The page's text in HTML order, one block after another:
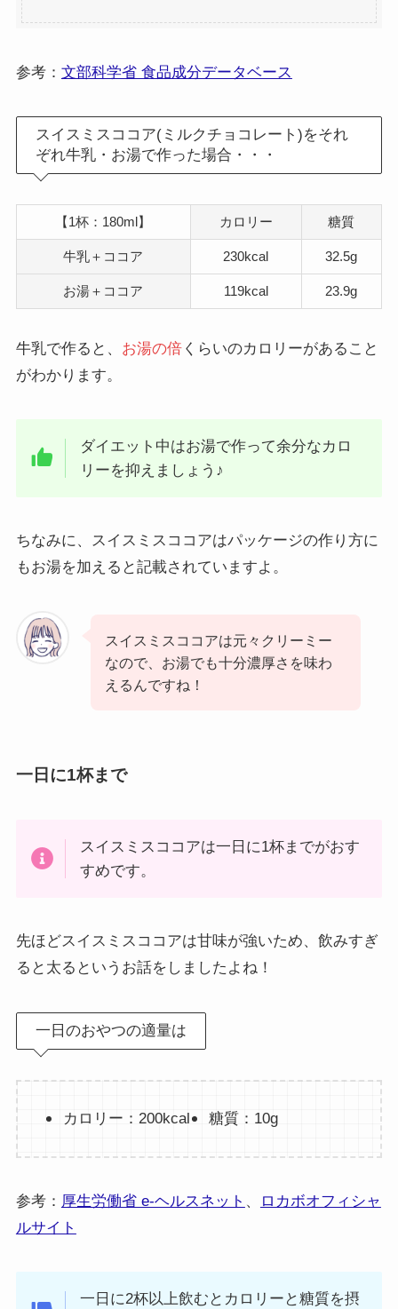
参考： 文部科学省 食品成分データベース
スイスミスココア(ミルクチョコレート)をそれ
ぞれ牛乳・お湯で作った場合・・・
【1杯：180ml】 カロリー 糖質
牛乳＋ココア 230kcal 32.5g
お湯＋ココア 119kcal 23.9g
牛乳で作ると、 お湯の倍くらいのカロリーがあること
がわかります。
ダイエット中はお湯で作って余分なカロ
リーを抑えましょう♪
ちなみに、スイスミスココアはパッケージの作り方に
もお湯を加えると記載されていますよ。
スイスミスココアは元々クリーミー
なので、お湯でも十分濃厚さを味わ
えるんですね！
一日に1杯まで
スイスミスココアは一日に1杯までがおす
すめです。
先ほどスイスミスココアは甘味が強いため、飲みすぎ
ると太るというお話をしましたよね！
一日のおやつの適量は
カロリー：200kcal 糖質：10g
参考： 厚生労働省 e-ヘルスネット 、
ロカボオフィシャ
ルサイト
一日に2杯以上飲むとカロリーと糖質を摂